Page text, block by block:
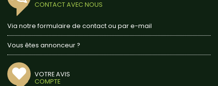
CONTACT AVEC NOUS
Via notre formulaire de contact ou par e-mail
Vous êtes annonceur ?
VOTRE AVIS
COMPTE